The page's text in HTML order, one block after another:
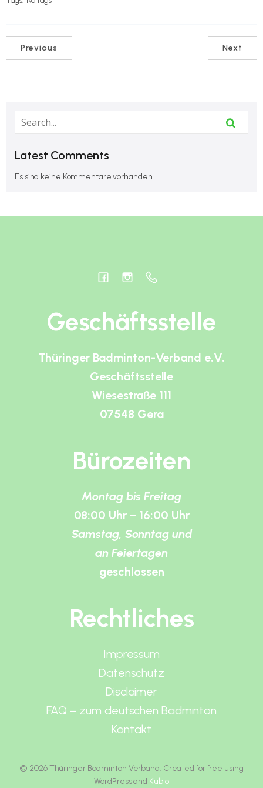
Previous Next
Latest Comments
Es sind keine Kommentare vorhanden.
Geschäftsstelle
Thüringer Badminton-Verband e.V.
Geschäftsstelle
Wiesestraße 111
07548 Gera
Bürozeiten
Montag bis Freitag
08:00 Uhr – 16:00 Uhr
Samstag, Sonntag und
an Feiertagen
geschlossen
Rechtliches
Impressum
Datenschutz
Disclaimer
FAQ – zum deutschen Badminton
Kontakt
© 2026 Thüringer Badminton Verband. Created for free using
WordPress and Kubio